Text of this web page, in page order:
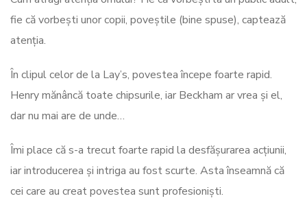
fie că vorbești unor copii, poveștile (bine spuse), captează
atenția.
În clipul celor de la Lay’s, povestea începe foarte rapid.
Henry mănâncă toate chipsurile, iar Beckham ar vrea și el,
dar nu mai are de unde…
Îmi place că s-a trecut foarte rapid la desfășurarea acțiunii,
iar introducerea și intriga au fost scurte. Asta înseamnă că
cei care au creat povestea sunt profesioniști.